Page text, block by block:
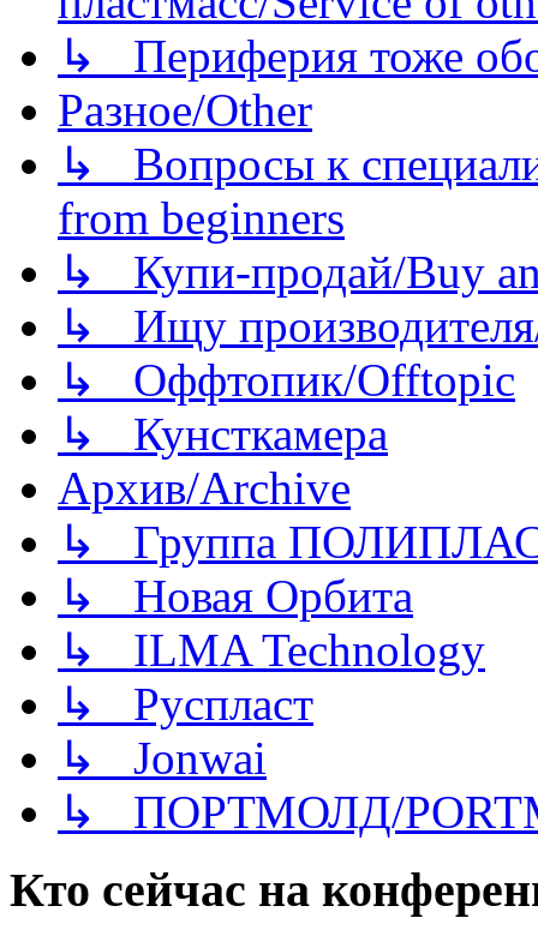
↳ Периферия тоже
Разное/Other
↳ Вопросы к
from beginners
↳ Купи-продай/Buy
↳ Ищу
↳ Оффтопик/Offtopic
↳ Кунсткамера
Архив/Archive
↳ Группа
↳ Новая Орбита
↳ ILMA Technology
↳ Руспласт
↳ Jonwai
↳ ПОРТМОЛД/
Кто сейчас на